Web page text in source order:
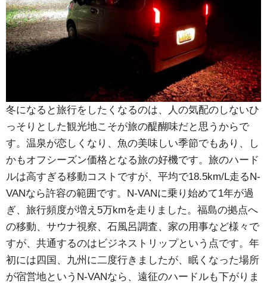
冬になると旅行をしたくなるのは、人の気配のしないひ
っそりとした観光地こそが旅の醍醐味だと思うからで
す。温泉が恋しくなり、魚の美味しい季節でもあり、し
かもオフシーズン価格となる旅の好機です。旅のハード
ルは高すぎる移動コストですが、平均で18.5km/L走るN-
VANなら許容の範囲です。N-VANに乗り始めて1年が過
ぎ、旅行頻度が増え5万kmを走りました。福島の拠点へ
の移動、サウナ視察、石風呂調査、家の用事など様々で
すが、共通するのはビジネストリップという点です。年
初には四国、九州に二度行きましたが、眠くなった場所
が宿営地というN-VANなら、遠征のハードルも下がりま